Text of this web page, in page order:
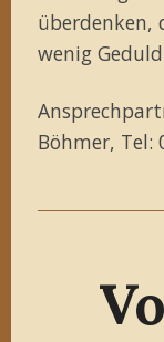
überdenken,
wenig
Böhmer, Tel: